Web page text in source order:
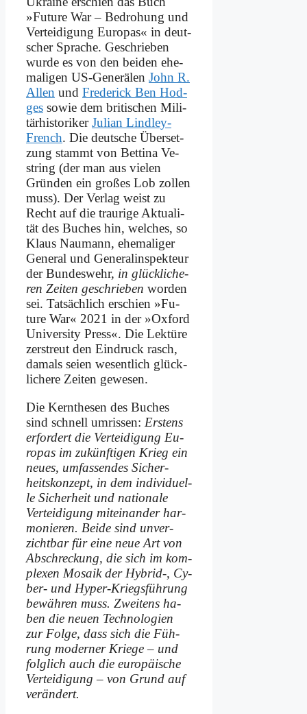
»Fu­ture War – Be­dro­hung und
Ver­tei­di­gung Eu­ro­pas« in deut­
scher Spra­che. Ge­schrie­ben
wur­de es von den bei­den ehe­
ma­li­gen US-Ge­ne­rä­len John R.
Al­len und Fre­de­rick Ben Hod­
ges so­wie dem bri­ti­schen Mi­li­
tär­hi­sto­ri­kerJu­li­an Lind­ley-
French. Die deut­sche Über­set­
zung stammt von Bet­ti­na Ve­
string (der man aus vie­len
Grün­den ein gro­ßes Lob zol­len
muss). Der Ver­lag weist zu
Recht auf die trau­ri­ge Ak­tua­li­
tät des Bu­ches hin, wel­ches, so
Klaus Nau­mann, ehe­ma­li­ger
Ge­ne­ral und Ge­ne­ral­inspek­teur
der Bun­des­wehr, in glück­li­che­
ren Zei­ten ge­schrie­ben wor­den
sei. Tat­säch­lich er­schien »Fu­
ture War« 2021 in der »Ox­ford
Uni­ver­si­ty Press«. Die Lek­tü­re
zer­streut den Ein­druck rasch,
da­mals sei­en we­sent­lich glück­
li­che­re Zei­ten ge­we­sen.
Die Kern­the­sen des Bu­ches
sind schnell um­ris­sen: Er­stens
er­for­dert die Ver­tei­di­gung Eu­
ro­pas im zu­künf­ti­gen Krieg ein
neu­es, um­fas­sen­des Si­cher­
heits­kon­zept, in dem in­di­vi­du­el­
le Si­cher­heit und na­tio­na­le
Ver­tei­di­gung mit­ein­an­der har­
mo­nie­ren. Bei­de sind un­ver­
zicht­bar für ei­ne neue Art von
Ab­schreckung, die sich im kom­
ple­xen Mo­sa­ik der Hybrid‑, Cy­
ber- und Hy­per-Kriegs­füh­rung
be­wäh­ren muss. Zwei­tens ha­
ben die neu­en Tech­no­lo­gien
zur Fol­ge, dass sich die Füh­
rung mo­der­ner Krie­ge – und
folg­lich auch die eu­ro­päi­sche
Ver­tei­di­gung – von Grund auf
ver­än­dert.